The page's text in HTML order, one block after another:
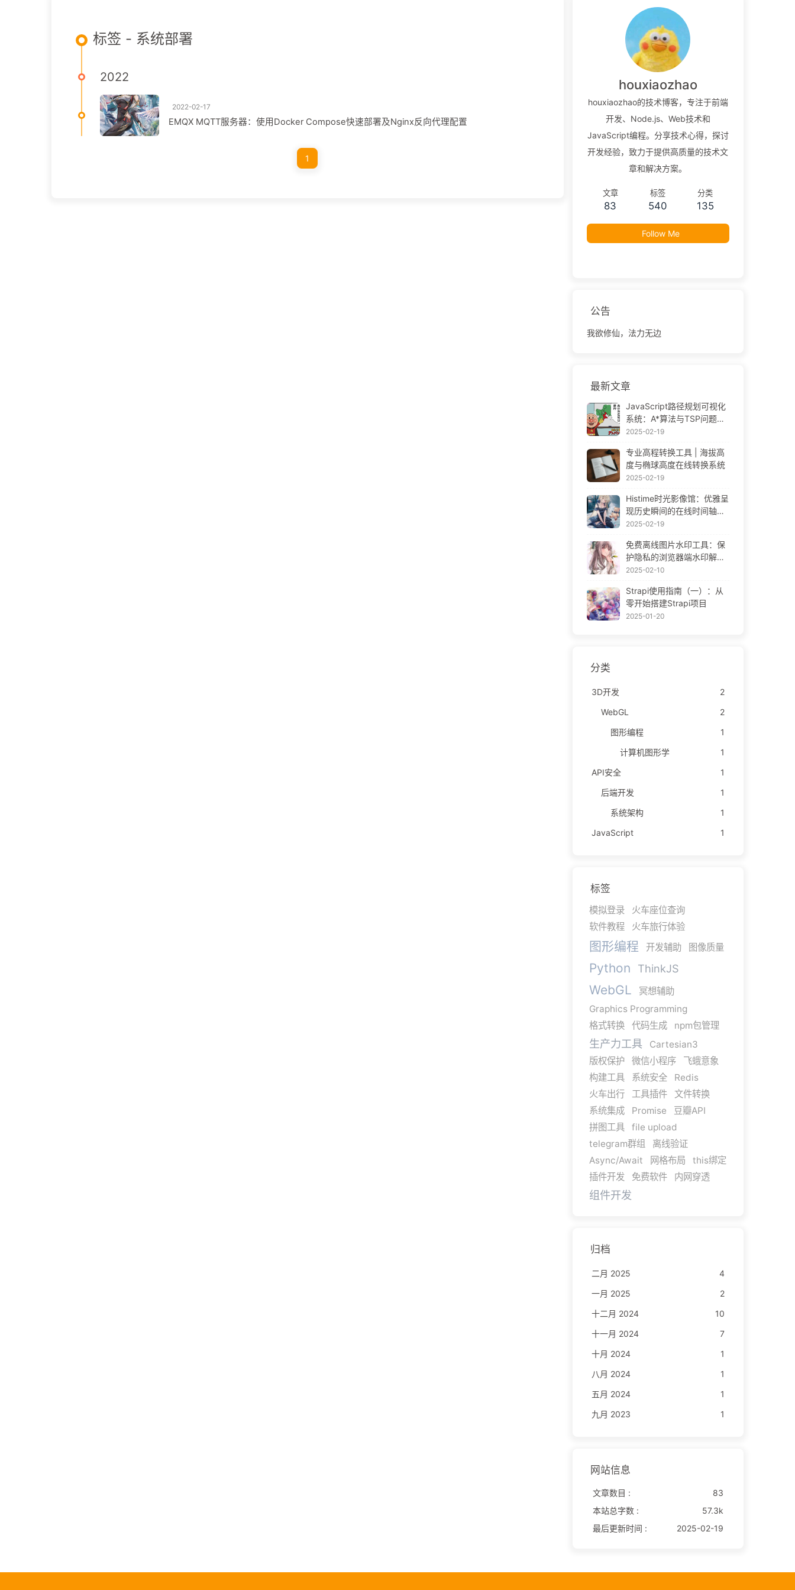
标签 - 系统部署
2022
2022-02-17
EMQX MQTT服务器：使用Docker Compose快速部署及Nginx反向代理配置
1
houxiaozhao
houxiaozhao的技术博客，专注于前端
开发、Node.js、Web技术和
JavaScript编程。分享技术心得，探讨
开发经验，致力于提供高质量的技术文
章和解决方案。
文章
83
标签
540
分类
135
Follow Me
公告
我欲修仙，法力无边
最新文章
JavaScript路径规划可视化
系统：A*算法与TSP问题解
决方案
2025-02-19
专业高程转换工具 | 海拔高
度与椭球高度在线转换系统
2025-02-19
Histime时光影像馆：优雅呈
现历史瞬间的在线时间轴相
册 | Historical Photo Timeli
2025-02-19
免费离线图片水印工具：保
护隐私的浏览器端水印解决
方案 | Free Offline Image
2025-02-10
Strapi使用指南（一）：从
零开始搭建Strapi项目
2025-01-20
分类
3D开发
2
WebGL
2
图形编程
1
计算机图形学
1
API安全
1
后端开发
1
系统架构
1
JavaScript
1
标签
模拟登录
火车座位查询
软件教程
火车旅行体验
图形编程 开发辅助 图像质量
Python ThinkJS
WebGL
冥想辅助
Graphics Programming
格式转换
代码生成 npm包管理
生产力工具
Cartesian3
版权保护
微信小程序
飞蛾意象
构建工具
系统安全
Redis
火车出行
工具插件
文件转换
系统集成
Promise
豆瓣API
拼图工具
file upload
telegram群组
离线验证
Async/Await
网格布局
this绑定
插件开发
免费软件 内网穿透
组件开发
归档
二月 2025
4
一月 2025
2
十二月 2024
10
十一月 2024
7
十月 2024
1
八月 2024
1
五月 2024
1
九月 2023
1
网站信息
文章数目 :
83
本站总字数 :
57.3k
最后更新时间 :
2025-02-19